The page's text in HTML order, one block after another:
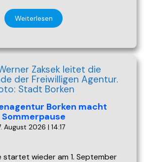
Weiterlesen
Borken macht
Sommerpause
August 2026 | 14:17
wieder am 1. September